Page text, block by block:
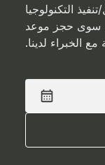
التكنولوجيا
سوى حجز موعد
الخبراء لدينا.